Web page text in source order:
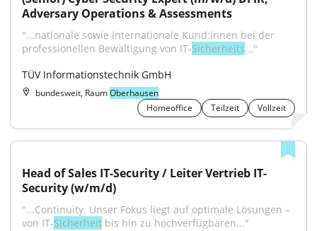
Adversary Operations & Assessments
"...nationale sowie internationale Kund:innen bei der
professionellen Bewältigung von IT-Sicherheits..."
TÜV Informationstechnik GmbH
bundesweit, RaumOberhausen
Homeoffice
Teilzeit Vollzeit
Head of Sales IT-Security / Leiter Vertrieb IT-
Security (w/m/d)
"...Continuity. Unser Fokus liegt auf optimale Lösungen –
von IT-Sicherheit bis hin zu hochverfügbaren..."